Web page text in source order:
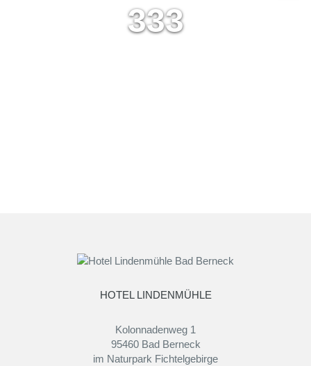
333
HOTEL LINDENMÜHLE
Kolonnadenweg 1
95460 Bad Berneck
im Naturpark Fichtelgebirge